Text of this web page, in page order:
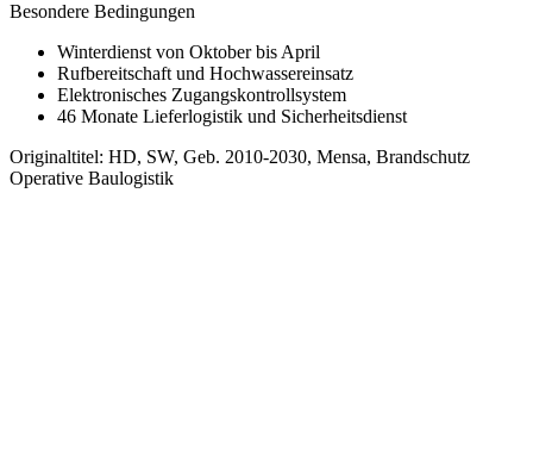
Besondere Bedingungen
Winterdienst von Oktober bis April
Rufbereitschaft und Hochwassereinsatz
Elektronisches Zugangskontrollsystem
46 Monate Lieferlogistik und Sicherheitsdienst
Originaltitel: HD, SW, Geb. 2010-2030, Mensa, Brandschutz
Operative Baulogistik